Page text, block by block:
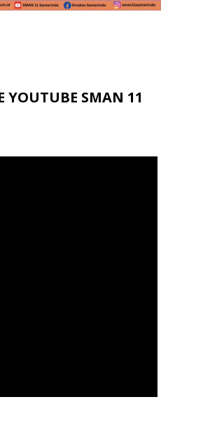
YOUTUBE SMAN 11